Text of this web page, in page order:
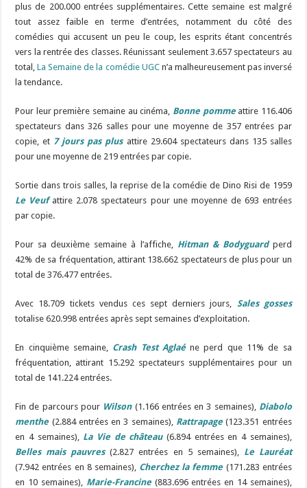
plus de 200.000 entrées supplémentaires. Cette semaine est malgré
tout assez faible en terme d’entrées, notamment du côté des
comédies qui accusent un peu le coup, les esprits étant concentrés
vers la rentrée des classes. Réunissant seulement 3.657 spectateurs au
total,La Semaine de la comédie UGCn’a malheureusement pas inversé
la tendance.
Pour leur première semaine au cinéma, Bonne pommeattire 116.406
spectateurs dans 326 salles pour une moyenne de 357 entrées par
copie, et 7 jours pas plusattire 29.604 spectateurs dans 135 salles
pour une moyenne de 219 entrées par copie.
Sortie dans trois salles, la reprise de la comédie de Dino Risi de 1959
Le Veufattire 2.078 spectateurs pour une moyenne de 693 entrées
par copie.
Pour sa deuxième semaine à l’affiche, Hitman & Bodyguardperd
42% de sa fréquentation, attirant 138.662 spectateurs de plus pour un
total de 376.477 entrées.
Avec 18.709 tickets vendus ces sept derniers jours, Sales gosses
totalise 620.998 entrées après sept semaines d’exploitation.
En cinquième semaine, Crash Test Aglaéne perd que 11% de sa
fréquentation, attirant 15.292 spectateurs supplémentaires pour un
total de 141.224 entrées.
Fin de parcours pour Wilson(1.166 entrées en 3 semaines), Diabolo
menthe (2.884 entrées en 3 semaines), Rattrapage (123.351 entrées
en 4 semaines), La Vie de château(6.894 entrées en 4 semaines),
Belles mais pauvres(2.827 entrées en 5 semaines), Le Lauréat
(7.942 entrées en 8 semaines), Cherchez la femme (171.283 entrées
en 10 semaines), Marie-Francine(883.696 entrées en 14 semaines),